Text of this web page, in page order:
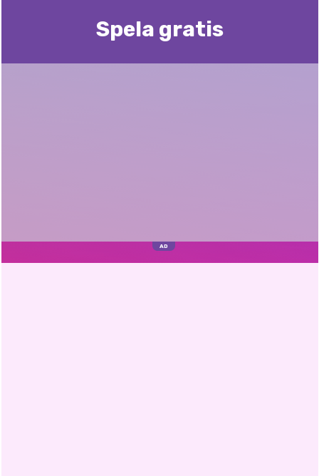
Spela gratis